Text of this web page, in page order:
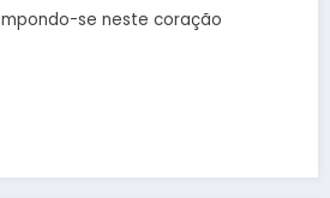
se neste coração